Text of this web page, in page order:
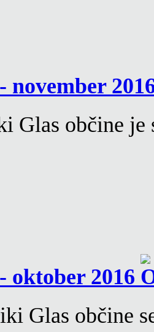
november
Glas občine je
oktober 2016
Glas občine